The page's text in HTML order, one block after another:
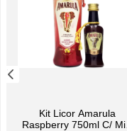
Kit Licor Amarula
Raspberry 750ml C/ Mini